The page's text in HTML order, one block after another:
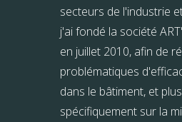
secteurs de l'industrie
j'ai fondé la société
en juillet 2010, afin de
problématiques
dans le bâtiment, et plus
spécifiquement sur la